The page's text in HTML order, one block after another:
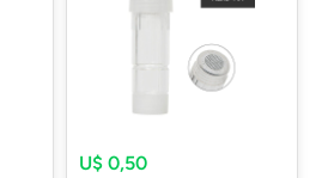
U$ 0,50